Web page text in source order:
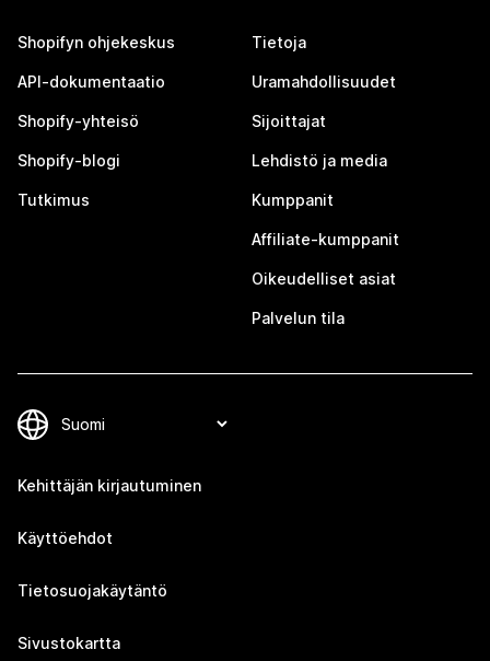
Shopifyn ohjekeskus
API-dokumentaatio
Shopify-yhteisö
Shopify-blogi
Tutkimus
Tietoja
Uramahdollisuudet
Sijoittajat
Lehdistö ja media
Kumppanit
Affiliate-kumppanit
Oikeudelliset asiat
Palvelun tila
Kehittäjän kirjautuminen
Käyttöehdot
Tietosuojakäytäntö
Sivustokartta